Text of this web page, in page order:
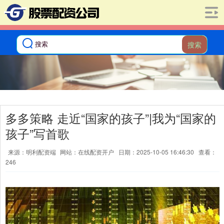
搜索
多多策略 走近“国家的孩子”|我为“国家的
孩子”写首歌
来源：明利配资端 网站：在线配资开户 日期：2025-10-05 16:46:30 查看：
246